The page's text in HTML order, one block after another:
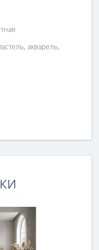
акварель,